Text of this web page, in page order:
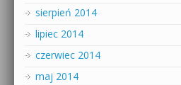
sierpień 2014
lipiec 2014
czerwiec 2014
maj 2014